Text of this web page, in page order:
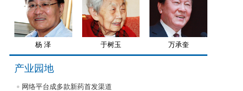
杨 泽 于树玉 万承奎
产业园地
网络平台成多款新药首发渠道